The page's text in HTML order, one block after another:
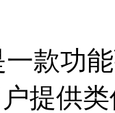
款功能
提供